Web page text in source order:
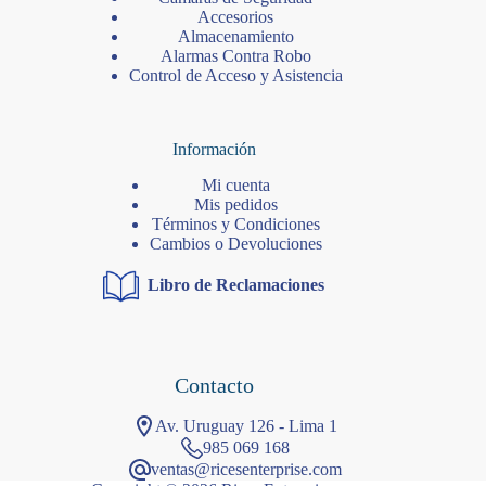
Accesorios
Almacenamiento
Alarmas Contra Robo
Control de Acceso y Asistencia
Información
Mi cuenta
Mis pedidos
Términos y Condiciones
Cambios o Devoluciones
Libro de Reclamaciones
Contacto
Av. Uruguay 126 - Lima 1
985 069 168
ventas@ricesenterprise.com